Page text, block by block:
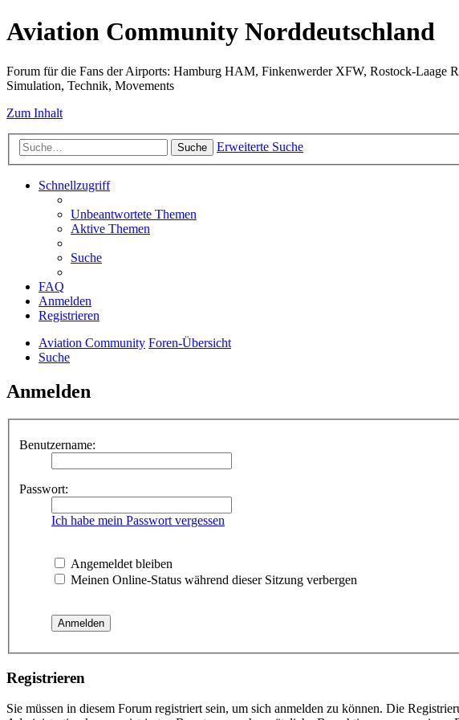
Aviation Community Norddeutschland
Forum für die Fans der Airports: Hamburg HAM, Finkenwerder XFW, Rostock-
Simulation, Technik, Movements
Zum Inhalt
Suche Erweiterte Suche
Schnellzugriff
Unbeantwortete Themen
Aktive Themen
Suche
FAQ
Anmelden
Registrieren
Aviation Community Foren-Übersicht
Suche
Anmelden
Benutzername:
Passwort:
Ich habe mein Passwort vergessen
Angemeldet bleiben
Meinen Online-Status während dieser Sitzung verbergen
Registrieren
Sie müssen in diesem Forum registriert sein, um sich anmelden zu können. Die